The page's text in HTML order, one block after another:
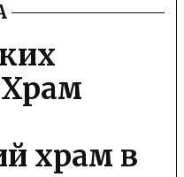
Храм
храм в